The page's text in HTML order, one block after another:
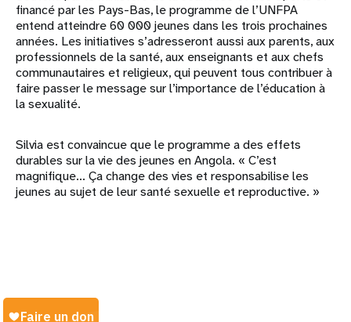
financé par les Pays-Bas, le programme de l’UNFPA
entend atteindre 60 000 jeunes dans les trois prochaines
années. Les initiatives s’adresseront aussi aux parents, aux
professionnels de la santé, aux enseignants et aux chefs
communautaires et religieux, qui peuvent tous contribuer à
faire passer le message sur l’importance de l’éducation à
la sexualité.
Silvia est convaincue que le programme a des effets
durables sur la vie des jeunes en Angola. « C’est
magnifique... Ça change des vies et responsabilise les
jeunes au sujet de leur santé sexuelle et reproductive. »